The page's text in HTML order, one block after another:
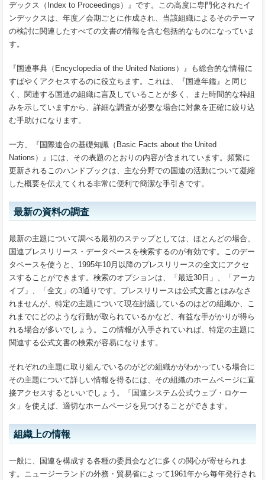
デックス（Index to Proceedings）』です。この高度に専門化されたイ
ンデックスは、年度／会期ごとに作成され、当該組織によるそのテーマ
の検討に関連したすべての文書の情報を含む包括的なものになっていま
す。
『国連事典（Encyclopedia of the United Nations）』も総合的な情報に
すばやくアクセスするのに役立ちます。これは、『国連年鑑』と同じ
く、関連する国連の組織に言及していることが多く、また時間的な枠組
みを示していますから、詳細な調査が必要な場合に対象を正確に絞り込
む手助けになります。
一方、『国際連合の基礎知識（Basic Facts about the United
Nations）』には、その表題のとおりの内容が含まれています。頻繁に
更新されるこのハンドブックは、主な分野での国連の活動について凝縮
した概要を伝えてくれる非常に便利で簡潔な手引きです。
最新の資料の調査
最新の主題について調べる最初のステップとしては、ほとんどの場合、
国連プレスリリース・データベースを検索するのが有効です。このデー
タベースを使うと、1995年10月以降のプレスリリースの全文にアクセ
スすることができます。検索のオプションは、「最近30日」、「アーカ
イブ」、「全文」の3通りです。プレスリリースは公式文書とはみなさ
れませんが、特定の主題について現在討議しているのはどの組織か、こ
れまでにどのような行動が取られているかなど、有益な手がかりが得ら
れる場合が多いでしょう。この情報が入手されていれば、特定の主題に
関連する公式文書の検索が容易になります。
それぞれの主題に取り組んでいるのがどの組織かがわかっている場合に
その主題について詳しい情報を得るには、その組織のホームページに直
接アクセスするといいでしょう。「国連システム公式ウェブ・ロケー
タ」を使えば、適切なホームページを見つけることができます。
組織上の情報
一般に、国連を構成する各種の委員会などに多くの関心が寄せられま
す。ニュージーランドの外務・貿易省によって1961年から毎年発行され